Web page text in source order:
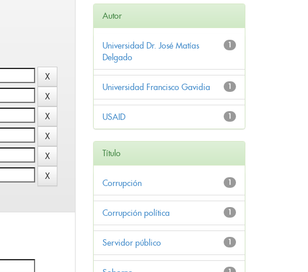
Autor
1
Universidad Dr. José Matías
Delgado
1
Universidad Francisco Gavidia
1
USAID
Título
1
Corrupción
1
Corrupción política
1
Servidor público